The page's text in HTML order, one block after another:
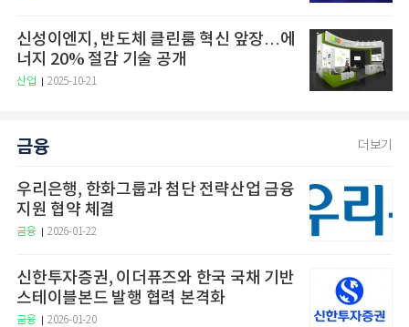
신성이엔지, 반도체 클린룸 혁신 앞장…에
너지 20% 절감 기술 공개
산업 2025-10-21
금융 더보기
우리은행, 한화그룹과 첨단 전략산업 금융
지원 협약 체결
금융 2026-01-22
신한투자증권, 이더퓨즈와 한국 국채 기반
스테이블본드 발행 협력 본격화
금융 2026-01-20